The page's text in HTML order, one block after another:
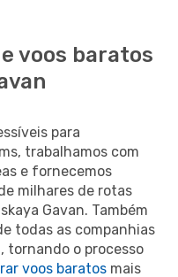
voos baratos
para
trabalhamos com
e fornecemos
milhares de rotas
Gavan. Também
todas as companhias
tornando o processo
voos baratos mais